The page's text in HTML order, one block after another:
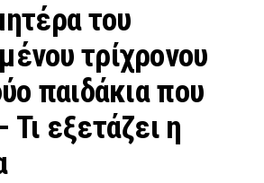
του
τρίχρονου
παιδάκια που
εξετάζει η